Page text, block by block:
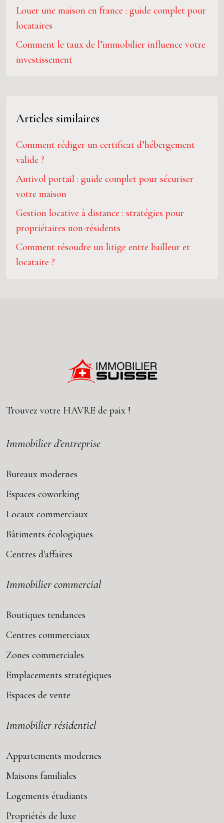
Louer une maison en france : guide complet pour
locataires
Comment le taux de l’immobilier influence votre
investissement
Articles similaires
Comment rédiger un certificat d’hébergement
valide ?
Antivol portail : guide complet pour sécuriser
votre maison
Gestion locative à distance : stratégies pour
propriétaires non-résidents
Comment résoudre un litige entre bailleur et
locataire ?
Trouvez votre HAVRE de paix !
Immobilier d’entreprise
Bureaux modernes
Espaces coworking
Locaux commerciaux
Bâtiments écologiques
Centres d'affaires
Immobilier commercial
Boutiques tendances
Centres commerciaux
Zones commerciales
Emplacements stratégiques
Espaces de vente
Immobilier résidentiel
Appartements modernes
Maisons familiales
Logements étudiants
Propriétés de luxe